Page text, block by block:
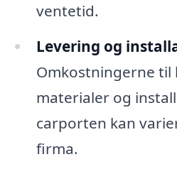
ventetid.
Levering og
Omkostningerne til
materialer og
carporten kan
firma.